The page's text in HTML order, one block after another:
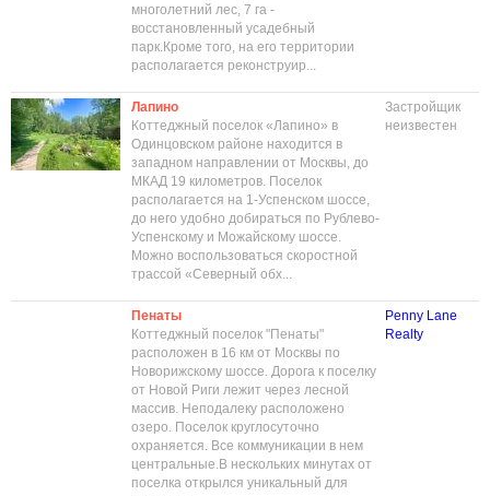
многолетний лес, 7 га -
восстановленный усадебный
парк.Кроме того, на его территории
располагается реконструир...
Лапино
Коттеджный поселок «Лапино» в
Одинцовском районе находится в
западном направлении от Москвы, до
МКАД 19 километров. Поселок
располагается на 1-Успенском шоссе,
до него удобно добираться по Рублево-
Успенскому и Можайскому шоссе.
Можно воспользоваться скоростной
трассой «Северный обх...
Застройщик
неизвестен
Пенаты
Коттеджный поселок "Пенаты"
расположен в 16 км от Москвы по
Новорижскому шоссе. Дорога к поселку
от Новой Риги лежит через лесной
массив. Неподалеку расположено
озеро. Поселок круглосуточно
охраняется. Все коммуникации в нем
центральные.В нескольких минутах от
поселка открылся уникальный для
Penny Lane
Realty